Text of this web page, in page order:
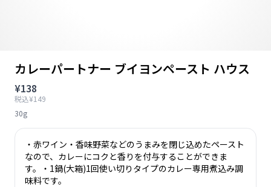
カレーパートナー ブイヨンペースト ハウス
¥138
税込¥149
30g
・赤ワイン・香味野菜などのうまみを閉じ込めたペースト
なので、カレーにコクと香りを付与することができま
す。・1鍋(大箱)1回使い切りタイプのカレー専用煮込み調
味料です。